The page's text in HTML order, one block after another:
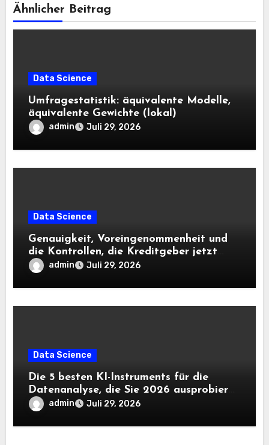
Ähnlicher Beitrag
Data Science
Umfragestatistik: äquivalente Modelle,
äquivalente Gewichte (lokal)
admin Juli 29, 2026
Data Science
Genauigkeit, Voreingenommenheit und
die Kontrollen, die Kreditgeber jetzt
benötigen |
admin Juli 29, 2026
Data Science
Die 5 besten KI-Instruments für die
Datenanalyse, die Sie 2026 ausprobieren
solltenadmin Juli 29, 2026